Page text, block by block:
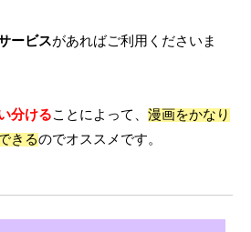
ービスがあればご利用くださいま
分けることによって、 漫画をかなり
きるのでオススメです。